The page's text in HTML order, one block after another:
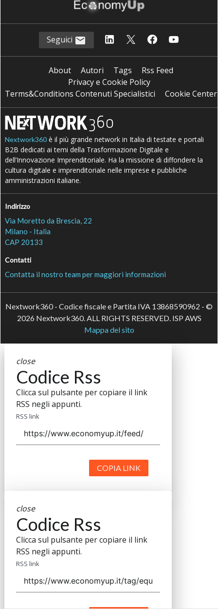
Seguici
About Autori Tags
Rss Feed
Privacy e Cookie Policy
Terms&Conditions Contenuti Specialistici
Cookie Center
Nextwork360 è il più grande network in Italia di testate e portali
B2B dedicati ai temi della Trasformazione Digitale e
dell’Innovazione Imprenditoriale. Ha la missione di diffondere la
cultura digitale e imprenditoriale nelle imprese e pubbliche
amministrazioni italiane.
Indirizzo
Via Moretto da Brescia, 22
Milano - Italia
CAP 20133
Contatti
Contatta il nostro team per maggiori informazioni
Nextwork360 - Codice fiscale e Partita IVA 13868590962 - ©
2026 Nextwork360. ALL RIGHTS RESERVED. ISP AWS
Mappa del sito
close
Codice Rss
Clicca sul pulsante per copiare il link
RSS negli appunti.
RSS link
COPIA LINK
close
Codice Rss
Clicca sul pulsante per copiare il link
RSS negli appunti.
RSS link